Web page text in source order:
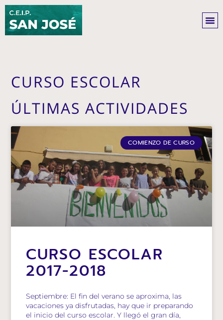
contenido
CURSO ESCOLAR
ÚLTIMAS ACTIVIDADES
COMIENZO DE CURSO
CURSO ESCOLAR
2017-2018
Septiembre: El fin del verano se aproxima, las
vacaciones ya disfrutadas, hay que ir preparando
el inicio del curso escolar. Y llegó el gran día,